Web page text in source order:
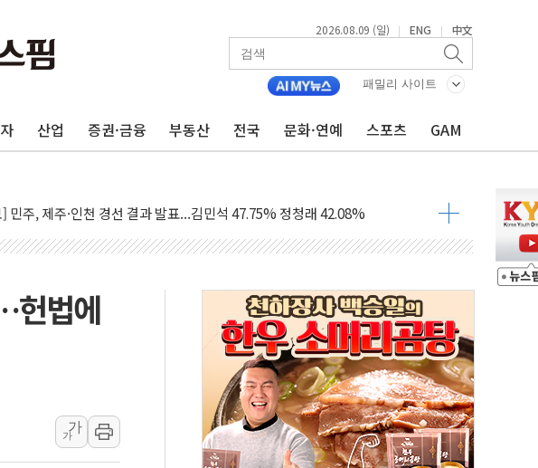
2026.08.09 (일) | ENG | 中文
패밀리 사이트
산업 증권·금융 부동산 전국 문화·연예 스포츠 GAM
재난예산 40억 긴급 투입…고수온 양식장 복구·지원 '총력'
·영덕 '호우특보'-포항 '산사태 주의보'...경북도, 호우 피해·통제구간 없어
동연설회 나선 송영길·정청래·김민석 당대표 후보
, 2주차 제주·인천 경선서 정청래에 승리...47.75% vs 42.08%
민주, 제주·인천 경선 결과 발표...김민석 47.75% 정청래 42.08%
민주, 인천 경선 결과 발표...김민석 45.09% 정청래 43.27% 송영길 11.63%
국내 주요 금융일정(8.10~8.14)
란전 출구전략 만지작…공습 한계·탄약 부족 현실화
·동해·삼척 시간당 최대 50㎜ 폭우…강원 동해안 강한 비 이어져
물 수거하다 참변…60대 환경미화원 수거차에 치여 사망
중랑구 주택가서 흉기 난동…60대 남성 2명 숨져
통령 "결혼 때문에 손해 보는 일 없게"…'결혼 페널티' 22개 과제 손본다
동도 인근 해상서 모터보트 전복…1명 사망·1명 실종
헌법에
가
가